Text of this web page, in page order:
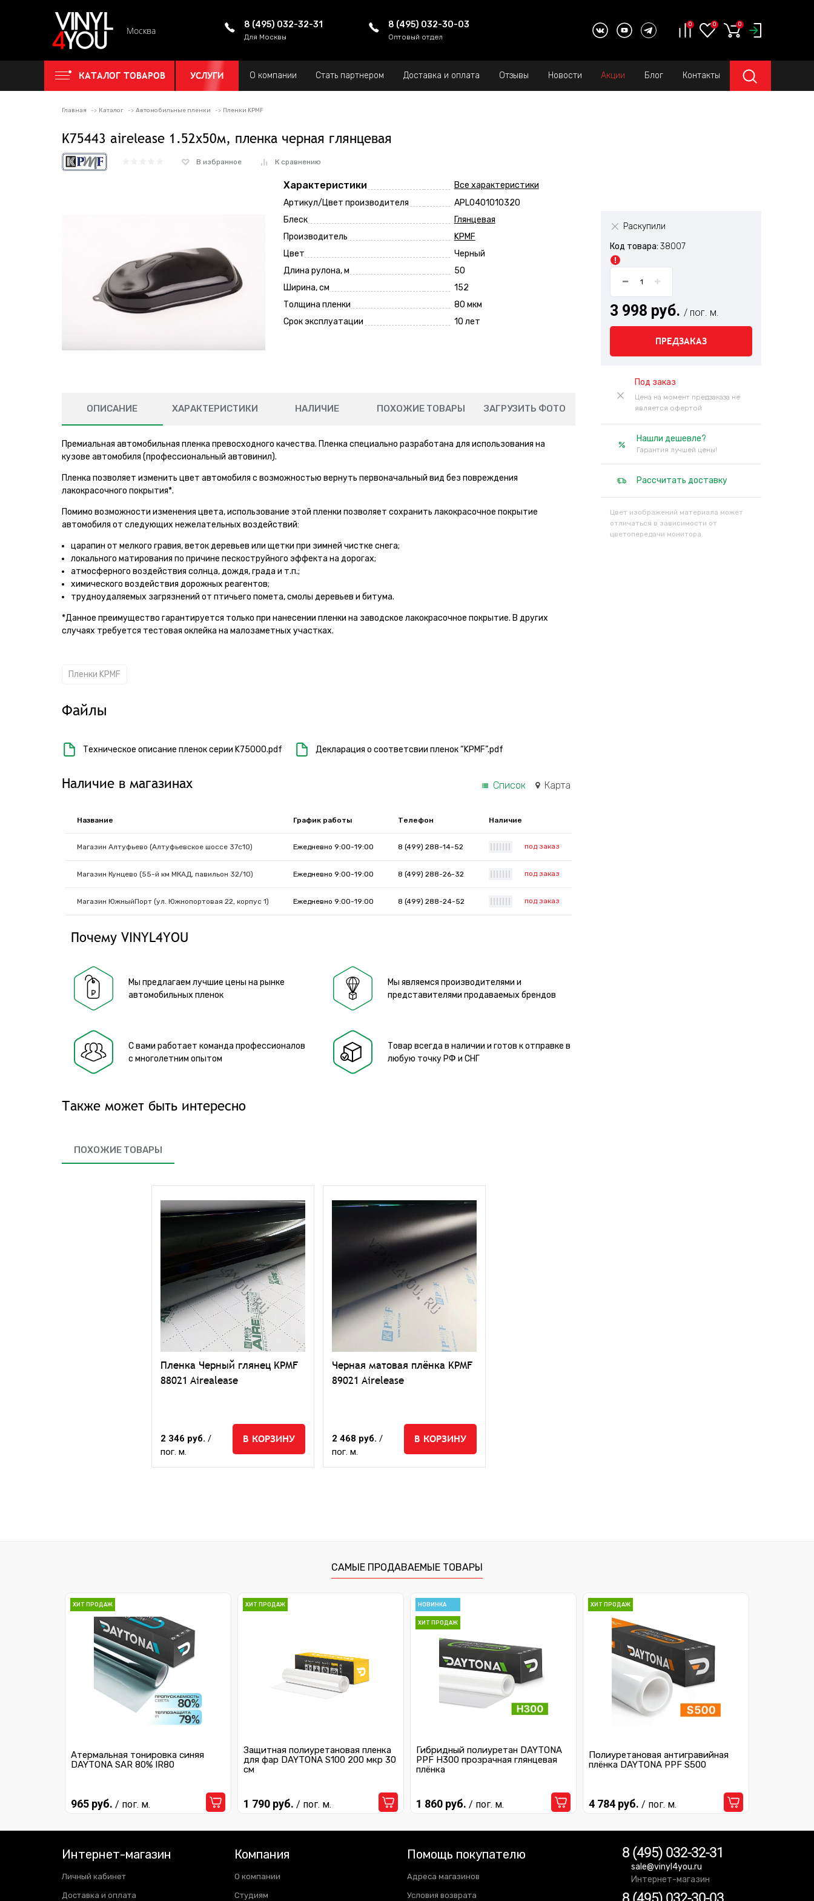
Москва
8 (495) 032-32-31
Для Москвы
8 (495) 032-30-03
Оптовый отдел
0 0 0
КАТАЛОГ ТОВАРОВ УСЛУГИ О компании Стать партнером Доставка и оплата Отзывы Новости Акции Блог Контакты
Главная Каталог Автомобильные пленки Пленки KPMF
K75443 airelease 1.52х50м, пленка черная глянцевая
В избранное К сравнению
Характеристики
Все характеристики
Артикул/Цвет производителя
APL0401010320
Блеск
Глянцевая
Производитель
KPMF
Цвет
Черный
Длина рулона, м
50
Ширина, см
152
Толщина пленки
80 мкм
Срок эксплуатации
10 лет
Раскупили
Код товара: 38007
3 998 руб. / пог. м.
ПРЕДЗАКАЗ
Под заказ
Цена на момент предзаказа не
является офертой
Нашли дешевле?
Гарантия лучшей цены!
Рассчитать доставку
Цвет изображений материала может
отличаться в зависимости от
цветопередачи монитора.
ОПИСАНИЕ ХАРАКТЕРИСТИКИ НАЛИЧИЕ ПОХОЖИЕ ТОВАРЫ ЗАГРУЗИТЬ ФОТО
Премиальная автомобильная пленка превосходного качества. Пленка специально разработана для использования на
кузове автомобиля (профессиональный автовинил).
Пленка позволяет изменить цвет автомобиля с возможностью вернуть первоначальный вид без повреждения
лакокрасочного покрытия*.
Помимо возможности изменения цвета, использование этой пленки позволяет сохранить лакокрасочное покрытие
автомобиля от следующих нежелательных воздействий:
царапин от мелкого гравия, веток деревьев или щетки при зимней чистке снега;
локального матирования по причине пескоструйного эффекта на дорогах;
атмосферного воздействия солнца, дождя, града и т.п.;
химического воздействия дорожных реагентов;
трудноудаляемых загрязнений от птичьего помета, смолы деревьев и битума.
*Данное преимущество гарантируется только при нанесении пленки на заводское лакокрасочное покрытие. В других
случаях требуется тестовая оклейка на малозаметных участках.
Пленки KPMF
Файлы
Техническое описание пленок серии K75000.pdf Декларация о соответсвии пленок “KPMF”.pdf
Наличие в магазинах Список Карта
Название График работы Телефон Наличие
Магазин Алтуфьево (Алтуфьевское шоссе 37с10) Ежедневно 9:00-19:00 8 (499) 288-14-52 под заказ
Магазин Кунцево (55-й км МКАД, павильон 32/10) Ежедневно 9:00-19:00 8 (499) 288-26-32 под заказ
Магазин ЮжныйПорт (ул. Южнопортовая 22, корпус 1) Ежедневно 9:00-19:00 8 (499) 288-24-52 под заказ
Почему VINYL4YOU
Мы предлагаем лучшие цены на рынке
автомобильных пленок
Мы являемся производителями и
представителями продаваемых брендов
С вами работает команда профессионалов
с многолетним опытом
Товар всегда в наличии и готов к отправке в
любую точку РФ и СНГ
Также может быть интересно
ПОХОЖИЕ ТОВАРЫ
Пленка Черный глянец KPMF
88021 Airealease
2 346 руб. /
пог. м.
В КОРЗИНУ
Черная матовая плёнка KPMF
89021 Airelease
2 468 руб. /
пог. м.
В КОРЗИНУ
САМЫЕ ПРОДАВАЕМЫЕ ТОВАРЫ
ХИТ ПРОДАЖ
Атермальная тонировка синяя
DAYTONA SAR 80% IR80
965 руб. / пог. м.
ХИТ ПРОДАЖ
Защитная полиуретановая пленка
для фар DAYTONA S100 200 мкр 30
см
1 790 руб. / пог. м.
НОВИНКА
ХИТ ПРОДАЖ
Гибридный полиуретан DAYTONA
PPF H300 прозрачная глянцевая
плёнка
1 860 руб. / пог. м.
ХИТ ПРОДАЖ
Полиуретановая антигравийная
плёнка DAYTONA PPF S500
4 784 руб. / пог. м.
Интернет-магазин
Личный кабинет
Доставка и оплата
Компания
О компании
Студиям
Помощь покупателю
Адреса магазинов
Условия возврата
8 (495) 032-32-31
sale@vinyl4you.ru
Интернет-магазин